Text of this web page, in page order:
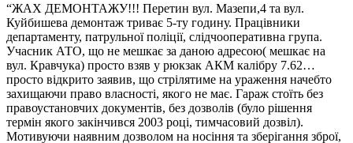
“ЖАХ ДЕМОНТАЖУ!!! Перетин вул. Мазепи,4 та вул.
Куйбишева демонтаж триває 5-ту годину. Працівники
департаменту, патрульної поліції, слідчооперативна група.
Учасник АТО, що не мешкає за даною адресою( мешкає на
вул. Кравчука) просто взяв у рюкзак АКМ калібру 7.62…
просто відкрито заявив, що стрілятиме на ураження начебто
захищаючи право власності, якого не має. Гараж стоїть без
правоустановчих документів, без дозволів (було рішення
термін якого закінчився 2003 році, тимчасовий дозвіл).
Мотивуючи наявним дозволом на носіння та зберігання зброї,